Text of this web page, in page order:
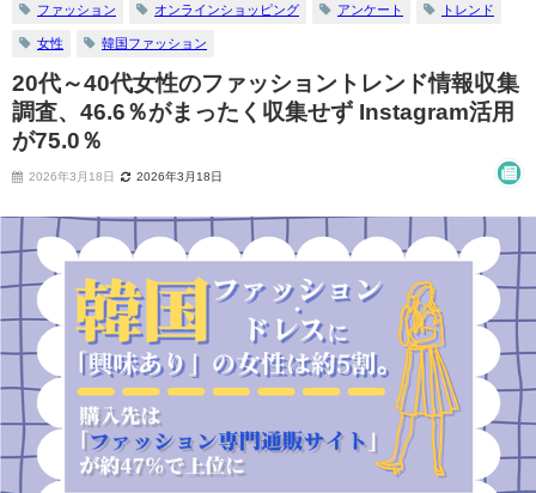
ファッション オンラインショッピング アンケート トレンド
女性 韓国ファッション
20代～40代女性のファッショントレンド情報収集
調査、46.6％がまったく収集せず Instagram活用
が75.0％
2026年3月18日 2026年3月18日